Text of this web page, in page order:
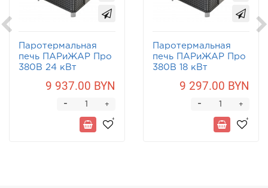
Паротермальная
печь ПАРиЖАР Про
380В 24 кВт
9 937.00 BYN
+
-
Паротермальная
печь ПАРиЖАР Про
380В 18 кВт
9 297.00 BYN
+
-